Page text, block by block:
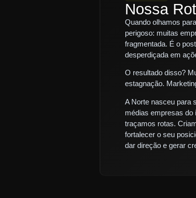
Nossa
Quando olhamos
perigoso: muitas
fragmentada. É o
desperdiçada em
O resultado disso?
estagnação.
A Norte nasceu para
médias empresas do
traçamos rotas.
fortalecer o seu
dar direção e gerar